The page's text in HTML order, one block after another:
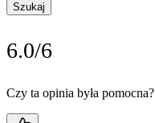
Szukaj
6.0/6
Czy ta opinia była pomocna?